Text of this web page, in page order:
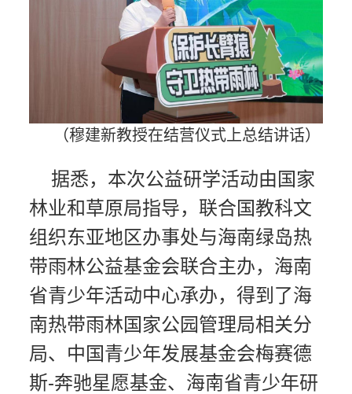
（穆建新教授在结营仪式上总结讲话）
据悉，本次公益研学活动由国家
林业和草原局指导，联合国教科文
组织东亚地区办事处与海南绿岛热
带雨林公益基金会联合主办，海南
省青少年活动中心承办，得到了海
南热带雨林国家公园管理局相关分
局、中国青少年发展基金会梅赛德
斯-奔驰星愿基金、海南省青少年研